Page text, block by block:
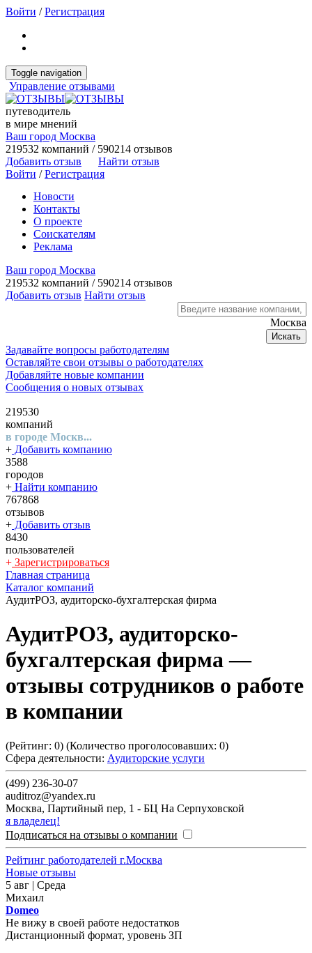
Войти /Регистрация
Toggle navigation
Управление отзывами
путеводитель
в мире мнений
Ваш город Москва
219532 компаний / 590214 отзывов
Добавить отзыв
Найти отзыв
Войти /Регистрация
Новости
Контакты
О проекте
Соискателям
Реклама
Ваш город Москва
219532 компаний / 590214 отзывов
Добавить отзыв Найти отзыв
Москва
Искать
Задавайте вопросы работодателям
Оставляйте свои отзывы о работодателях
Добавляйте новые компании
Сообщения о новых отзывах
219530
компаний
в городе Москв...
+ Добавить компанию
3588
городов
+ Найти компанию
767868
отзывов
+ Добавить отзыв
8430
пользователей
+ Зарегистрироваться
Главная страница
Каталог компаний
АудитРОЗ, аудиторско-бухгалтерская фирма
АудитРОЗ, аудиторско-
бухгалтерская фирма—
отзывы сотрудников о работе
в компании
(Рейтинг: 0) (Количество проголосовавших: 0)
Сфера деятельности: Аудиторские услуги
(499) 236-30-07
auditroz@yandex.ru
Москва, Партийный пер, 1 - БЦ На Серпуховской
я владелец!
Подписаться на отзывы о компании
Рейтинг работодателей г.Москва
Новые отзывы
5 авг | Среда
Михаил
Domeo
Не вижу в своей работе недостатков
Дистанционный формат, уровень ЗП